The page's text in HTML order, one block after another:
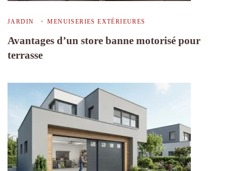
JARDIN MENUISERIES EXTÉRIEURES
Avantages d’un store banne motorisé pour
terrasse